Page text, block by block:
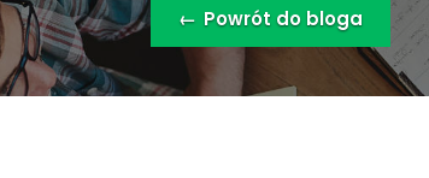
← Powrót do bloga